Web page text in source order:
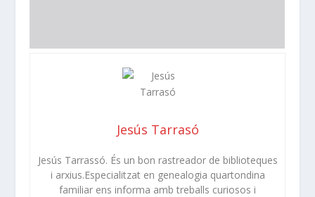
Jesús Tarrasó
Jesús Tarrassó. És un bon rastreador de biblioteques
i arxius.Especialitzat en genealogia quartondina
familiar ens informa amb treballs curiosos i